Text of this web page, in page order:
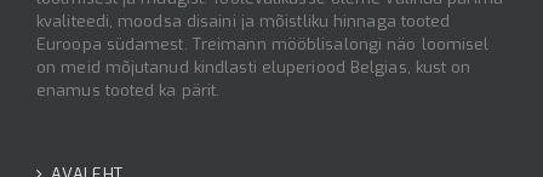
kvaliteedi, moodsa disaini ja mõistliku hinnaga tooted
Euroopa südamest. Treimann mööblisalongi näo loomisel
on meid mõjutanud kindlasti eluperiood Belgias, kust on
enamus tooted ka pärit.